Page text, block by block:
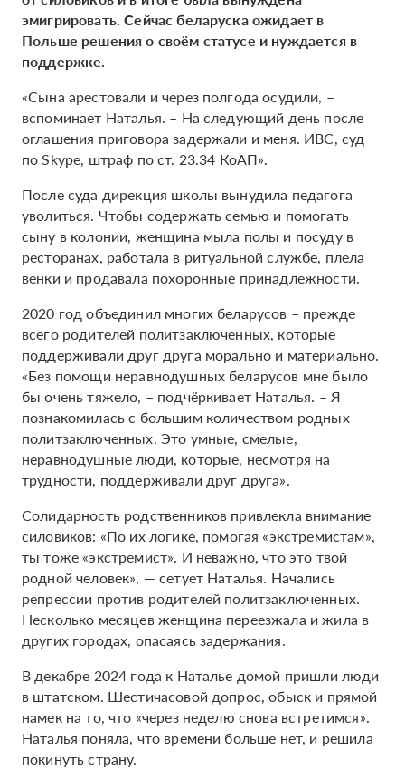
эмигрировать. Сейчас беларуска ожидает в
Польше решения о своём статусе и нуждается в
поддержке.
«Сына арестовали и через полгода осудили, –
вспоминает Наталья. – На следующий день после
оглашения приговора задержали и меня. ИВС, суд
по Skype, штраф по ст. 23.34 КоАП».
После суда дирекция школы вынудила педагога
уволиться. Чтобы содержать семью и помогать
сыну в колонии, женщина мыла полы и посуду в
ресторанах, работала в ритуальной службе, плела
венки и продавала похоронные принадлежности.
2020 год объединил многих беларусов – прежде
всего родителей политзаключенных, которые
поддерживали друг друга морально и материально.
«Без помощи неравнодушных беларусов мне было
бы очень тяжело, – подчёркивает Наталья. – Я
познакомилась с большим количеством родных
политзаключенных. Это умные, смелые,
неравнодушные люди, которые, несмотря на
трудности, поддерживали друг друга».
Солидарность родственников привлекла внимание
силовиков: «По их логике, помогая «экстремистам»,
ты тоже «экстремист». И неважно, что это твой
родной человек», — сетует Наталья. Начались
репрессии против родителей политзаключенных.
Несколько месяцев женщина переезжала и жила в
других городах, опасаясь задержания.
В декабре 2024 года к Наталье домой пришли люди
в штатском. Шестичасовой допрос, обыск и прямой
намек на то, что «через неделю снова встретимся».
Наталья поняла, что времени больше нет, и решила
покинуть страну.